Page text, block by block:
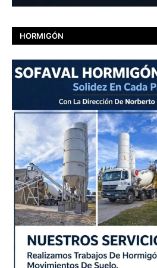
HORMIGÓN